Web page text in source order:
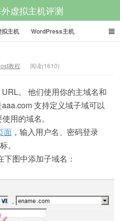
虚拟主机评测
主机 WordPress主机
教程 阅读(1610)
。 他们使用你的主域名和
支持定义域子域可以
用的域名。
面 ，输入用户名、密码登录
。
图中添加子域名：